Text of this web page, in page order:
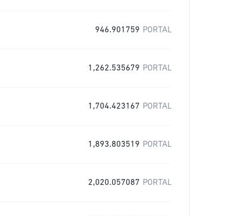
946.901759 PORTAL
1,262.535679 PORTAL
1,704.423167 PORTAL
1,893.803519 PORTAL
2,020.057087 PORTAL